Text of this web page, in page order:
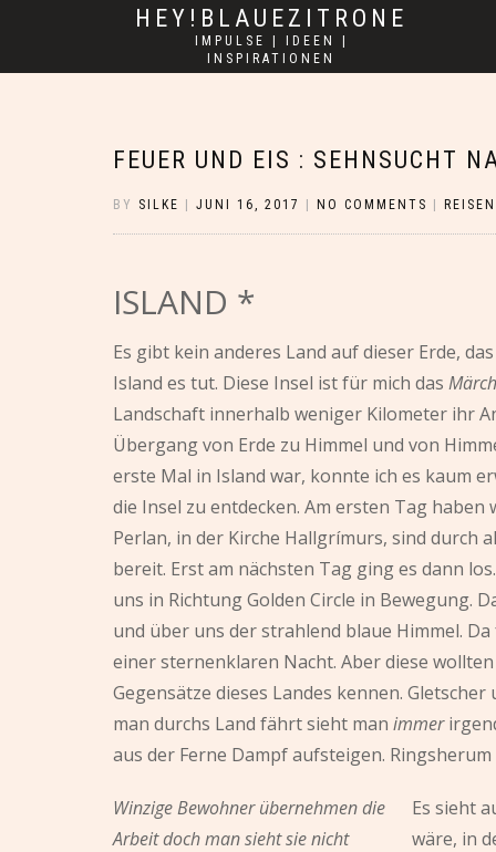
HEY!BLAUEZITRONE
IMPULSE | IDEEN |
INSPIRATIONEN
FEUER UND EIS : SEHNSUCHT
BY SILKE JUNI 16, 2017 NO COMMENTS REISEN
ISLAND *
Es gibt kein anderes Land auf dieser Erde,
Island es tut. Diese Insel ist für mich das
Landschaft innerhalb weniger Kilometer ihr
Übergang von Erde zu Himmel und von
erste Mal in Island war, konnte ich es kaum
die Insel zu entdecken. Am ersten Tag
Perlan, in der Kirche Hallgrímurs, sind durch
bereit. Erst am nächsten Tag ging es dann
uns in Richtung Golden Circle in Bewegung.
und über uns der strahlend blaue Himmel.
einer sternenklaren Nacht. Aber diese
Gegensätze dieses Landes kennen.
man durchs Land fährt sieht man immer
aus der Ferne Dampf aufsteigen. Ringsherum
Winzige Bewohner übernehmen die
Arbeit doch man sieht sie nicht
Es sieht
wäre, in